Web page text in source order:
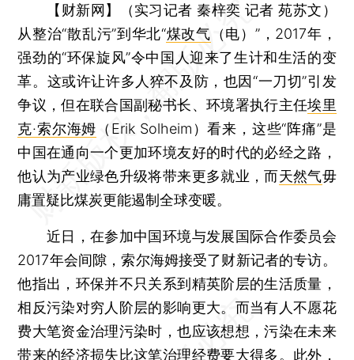
【财新网】（实习记者 秦梓奕 记者 苑苏文）
从整治“散乱污”到华北“煤改气 （电）”，2017年，
强劲的“环保旋风”令中国人迎来了生计和生活的变
革。这或许让许多人猝不及防，也因“一刀切”引发
争议，但在联合国副秘书长、环境署执行主任埃里
克·索尔海姆 （Erik Solheim）看来，这些“阵痛”是
中国在通向一个更加环境友好的时代的必经之路，
他认为产业绿色升级将带来更多就业，而天然气毋
庸置疑比煤炭更能遏制全球变暖。
近日，在参加中国环境与发展国际合作委员会
2017年会间隙，索尔海姆接受了财新记者的专访。
他指出，环保并不只关系到精英阶层的生活质量，
相反污染对穷人阶层的影响更大。而当有人不愿花
费大笔资金治理污染时，也应该想想，污染在未来
带来的经济损失比这笔治理经费要大得多。此外，